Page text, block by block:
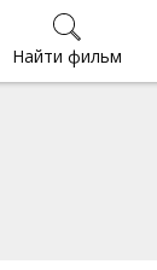
Найти фильм